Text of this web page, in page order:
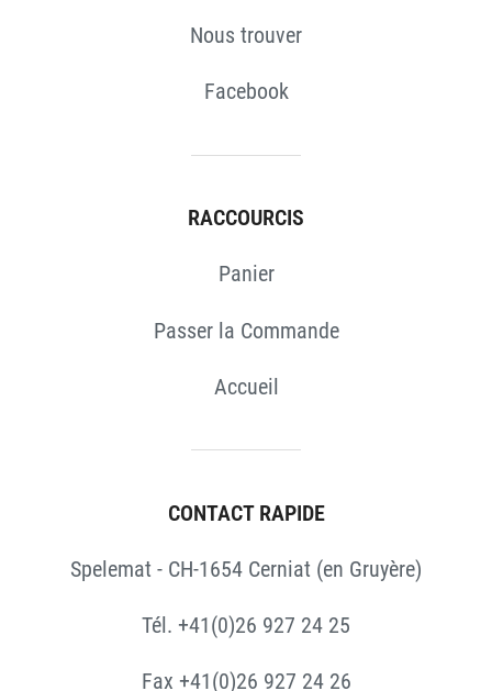
Nous trouver
Facebook
RACCOURCIS
Panier
Passer la Commande
Accueil
CONTACT RAPIDE
Spelemat - CH-1654 Cerniat (en Gruyère)
Tél. +41(0)26 927 24 25
Fax +41(0)26 927 24 26